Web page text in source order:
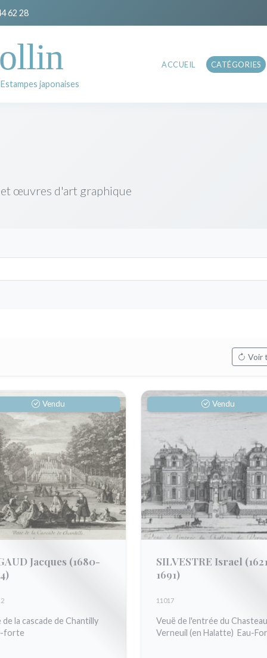
62 28
japonaises
ACCUEIL CATÉGORIES
œuvres d'art graphique
Voir
Vendu
Jacques (1680-
de la cascade de Chantilly
forte
Vendu
SILVESTRE Israel
1691)
11017
Veuë de l'entrée du
Verneuil (en Halatte) Eau-